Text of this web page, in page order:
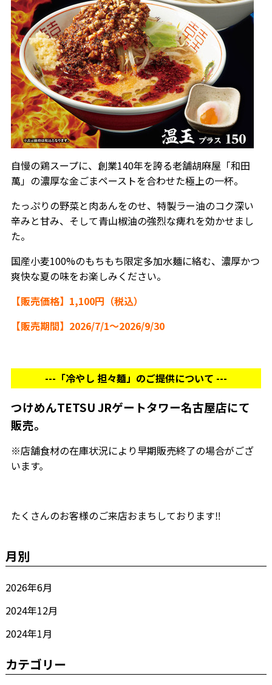
自慢の鶏スープに、創業140年を誇る老舗胡麻屋「和田
萬」の濃厚な金ごまペーストを合わせた極上の一杯。
たっぷりの野菜と肉あんをのせ、特製ラー油のコク深い
辛みと甘み、そして青山椒油の強烈な痺れを効かせまし
た。
国産小麦100%のもちもち限定多加水麺に絡む、濃厚かつ
爽快な夏の味をお楽しみください。
【販売価格】1,100円（税込）
【販売期間】 2026/7/1～2026/9/30
---「冷やし 担々麺」のご提供について ---
つけめんTETSU JRゲートタワー名古屋店にて
販売。
※店舗食材の在庫状況により早期販売終了の場合がござ
います。
たくさんのお客様のご来店おまちしております‼
月別
2026年6月
2024年12月
2024年1月
カテゴリー